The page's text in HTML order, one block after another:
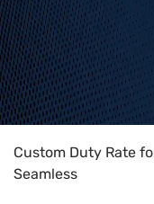
Home>HTS Codes>
Custom Duty Rate
Seamless